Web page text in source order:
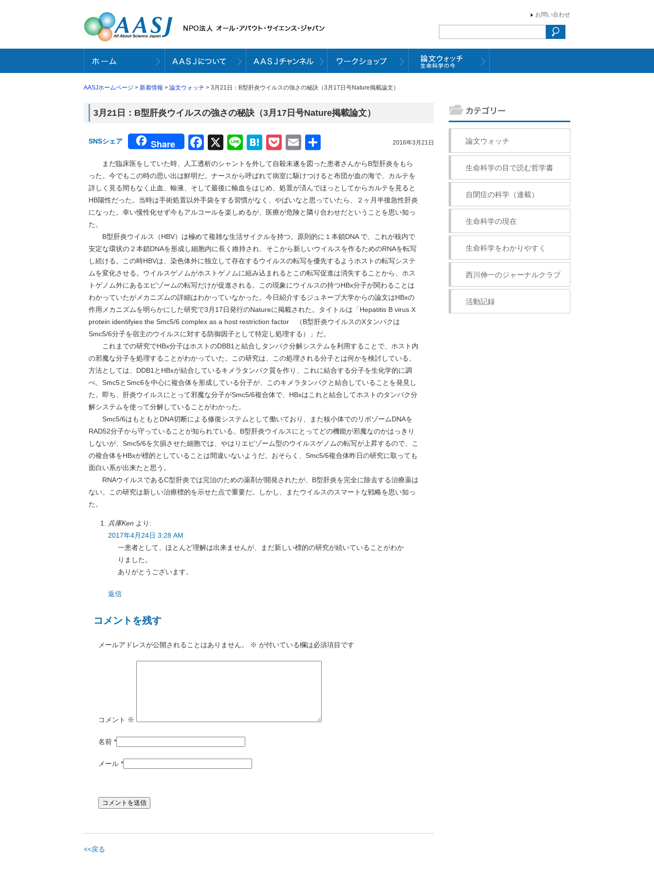
お問い合わせ
AASJホームページ > 新着情報 > 論文ウォッチ > 3月21日：B型肝炎ウイルスの強さの秘訣（3月17日号Nature掲載論文）
3月21日：B型肝炎ウイルスの強さの秘訣（3月17日号Nature掲載論文）
2016年3月21日
SNSシェア Share Facebook
X LineHatena
Pocket
Email
有
まだ臨床医をしていた時、人工透析のシャントを外して自殺未遂を図った患者さんからB型肝炎をもら
った。今でもこの時の思い出は鮮明だ。ナースから呼ばれて病室に駆けつけると布団が血の海で、カルテを
詳しく見る間もなく止血、輸液、そして最後に輸血をはじめ、処置が済んでほっとしてからカルテを見ると
HB陽性だった。当時は手術処置以外手袋をする習慣がなく、やばいなと思っていたら、２ヶ月半後急性肝炎
になった。幸い慢性化せず今もアルコールを楽しめるが、医療が危険と隣り合わせだということを思い知っ
た。
B型肝炎ウイルス（HBV）は極めて複雑な生活サイクルを持つ。原則的に１本鎖DNA で、これが核内で
安定な環状の２本鎖DNAを形成し細胞内に長く維持され、そこから新しいウイルスを作るためのRNAを転写
し続ける。この時HBVは、染色体外に独立して存在するウイルスの転写を優先するようホストの転写システ
ムを変化させる。ウイルスゲノムがホストゲノムに組み込まれるとこの転写促進は消失することから、ホス
トゲノム外にあるエピゾームの転写だけが促進される。この現象にウイルスの持つHBx分子が関わることは
わかっていたがメカニズムの詳細はわかっていなかった。今日紹介するジュネーブ大学からの論文はHBxの
作用メカニズムを明らかにした研究で3月17日発行のNatureに掲載された。タイトルは「Hepatitis B virus X
protein identifyies the Smc5/6 complex as a host restriction factor （B型肝炎ウイルスのXタンパクは
Smc5/6分子を宿主のウイルスに対する防御因子として特定し処理する）」だ。
これまでの研究でHBx分子はホストのDBB1と結合しタンパク分解システムを利用することで、ホスト内
の邪魔な分子を処理することがわかっていた。この研究は、この処理される分子とは何かを検討している。
方法としては、DDB1とHBxが結合しているキメラタンパク質を作り、これに結合する分子を生化学的に調
べ、Smc5とSmc6を中心に複合体を形成している分子が、このキメラタンパクと結合していることを発見し
た。即ち、肝炎ウイルスにとって邪魔な分子がSmc5/6複合体で、HBxはこれと結合してホストのタンパク分
解システムを使って分解していることがわかった。
Smc5/6はもともとDNA切断による修復システムとして働いており、また核小体でのリボゾームDNAを
RAD52分子から守っていることが知られている。B型肝炎ウイルスにとってどの機能が邪魔なのかはっきり
しないが、Smc5/6を欠損させた細胞では、やはりエピゾーム型のウイルスゲノムの転写が上昇するので、こ
の複合体をHBxが標的としていることは間違いないようだ。おそらく、Smc5/6複合体昨日の研究に取っても
面白い系が出来たと思う。
RNAウイルスであるC型肝炎では完治のための薬剤が開発されたが、B型肝炎を完全に除去する治療薬は
ない。この研究は新しい治療標的を示せた点で重要だ。しかし、またウイルスのスマートな戦略を思い知っ
た。
兵庫Ken より:
2017年4月24日 3:28 AM
一患者として、ほとんど理解は出来ませんが、まだ新しい標的の研究が続いていることがわか
りました。
ありがとうございます。
返信
コメントを残す
メールアドレスが公開されることはありません。 ※ が付いている欄は必須項目です
コメント ※
名前 *
メール *
<<戻る
論文ウォッチ
生命科学の目で読む哲学書
自閉症の科学（連載）
生命科学の現在
生命科学をわかりやすく
西川伸一のジャーナルクラブ
活動記録